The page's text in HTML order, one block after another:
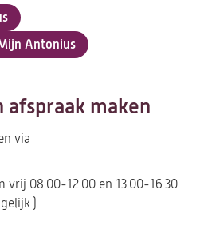
Antonius
afspraak maken
via
vrij 08.00-12.00 en 13.00-16.30